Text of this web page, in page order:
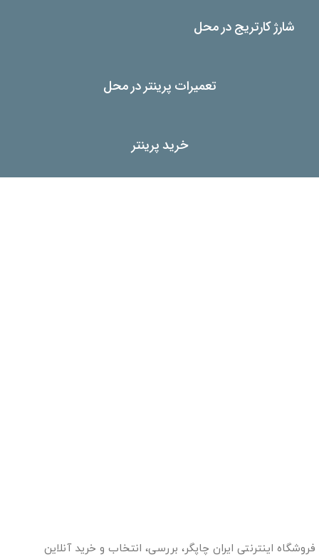
شارژ کارتریج در محل
تعمیرات پرینتر در محل
خرید پرینتر
فروشگاه اینترنتی ایران چاپگر، بررسی، انتخاب و خرید آنلاین